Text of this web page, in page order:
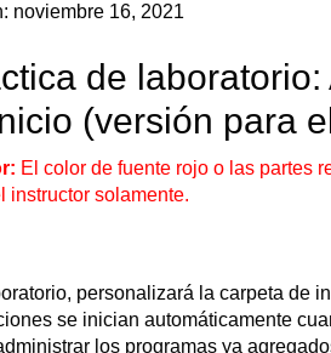
noviembre 16, 2021
de
(versión para
El color de fuente rojo o las partes
instructor solamente.
personalizará la carpeta de
se inician automáticamente
los programas ya